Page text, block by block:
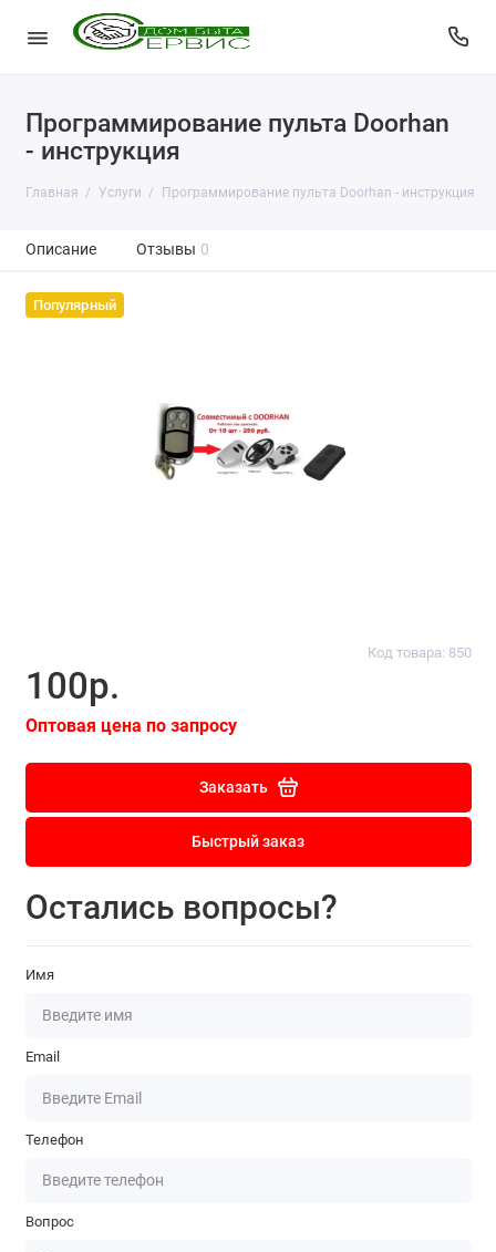
Программирование пульта Doorhan
- инструкция
Главная Услуги Программирование пульта Doorhan - инструкция
Описание Отзывы 0
Популярный
Код товара: 850
100р.
Оптовая цена по запросу
Заказать
Быстрый заказ
Остались вопросы?
Имя
Email
Телефон
Вопрос